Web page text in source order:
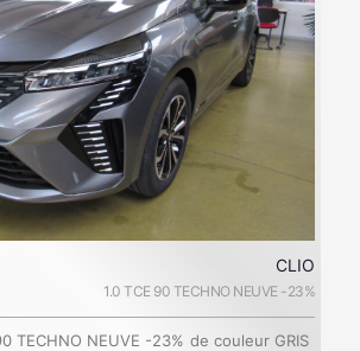
CLIO
1.0 TCE 90 TECHNO NEUVE -23%
TECHNO NEUVE -23% de couleur GRIS